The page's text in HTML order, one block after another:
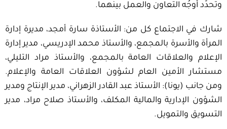
وتحدِّد أوجُه التعاون والعمل بينهما.
شارك في الاجتماع كل من: الأستاذة سارة أمجد، مديرة إدارة
المرأة والأسرة بالمجمع، والأستاذ محمد الإدريسي، مدير إدارة
الإعلام والعلاقات العامة بالمجمع، والأستاذ مراد التليلي،
مستشار الأمين العام لشؤون العلاقات العامة والإعلام.
ومن جانب (يونا): الأستاذ عبد القادر الزهراني، مدير الإنتاج ومدير
الشؤون الإدارية والمالية المكلف، والأستاذ صلاح مراد، مدير
التسويق والتمويل.